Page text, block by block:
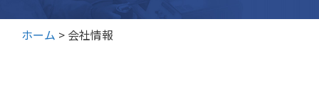
ホーム > 会社情報